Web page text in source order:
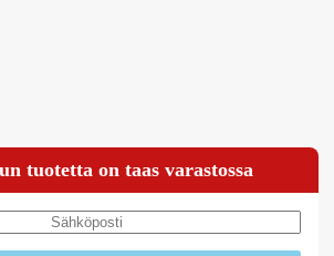
tuotetta on taas varastossa